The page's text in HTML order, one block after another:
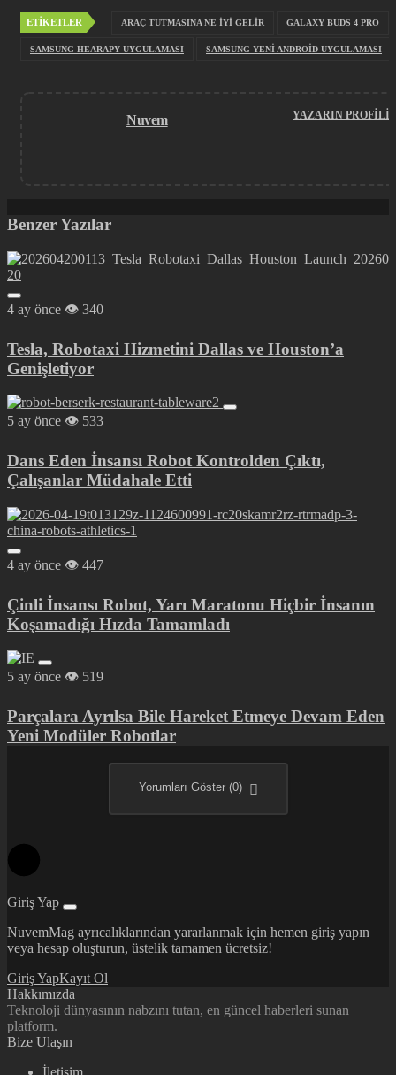
ETIKETLER ARAÇ TUTMASINA NE IYI GELIR GALAXY BUDS 4 PRO
SAMSUNG HEARAPY UYGULAMASI SAMSUNG YENI ANDROID UYGULAMASI
Nuvem YAZARIN PROFILI
Benzer Yazılar
4 ay önce 340
Tesla, Robotaxi Hizmetini Dallas ve Houston’a
Genişletiyor
5 ay önce 533
Dans Eden İnsansı Robot Kontrolden Çıktı,
Çalışanlar Müdahale Etti
4 ay önce 447
Çinli İnsansı Robot, Yarı Maratonu Hiçbir İnsanın
Koşamadığı Hızda Tamamladı
5 ay önce 519
Parçalara Ayrılsa Bile Hareket Etmeye Devam Eden
Yeni Modüler Robotlar
Yorumları Göster (0)
Giriş Yap
NuvemMag ayrıcalıklarından yararlanmak için hemen giriş yapın
veya hesap oluşturun, üstelik tamamen ücretsiz!
Giriş YapKayıt Ol
Hakkımızda
Teknoloji dünyasının nabzını tutan, en güncel haberleri sunan
platform.
Bize Ulaşın
İletişim